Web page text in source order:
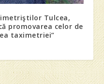
Tulcea,
promovarea celor de
taximetriei”